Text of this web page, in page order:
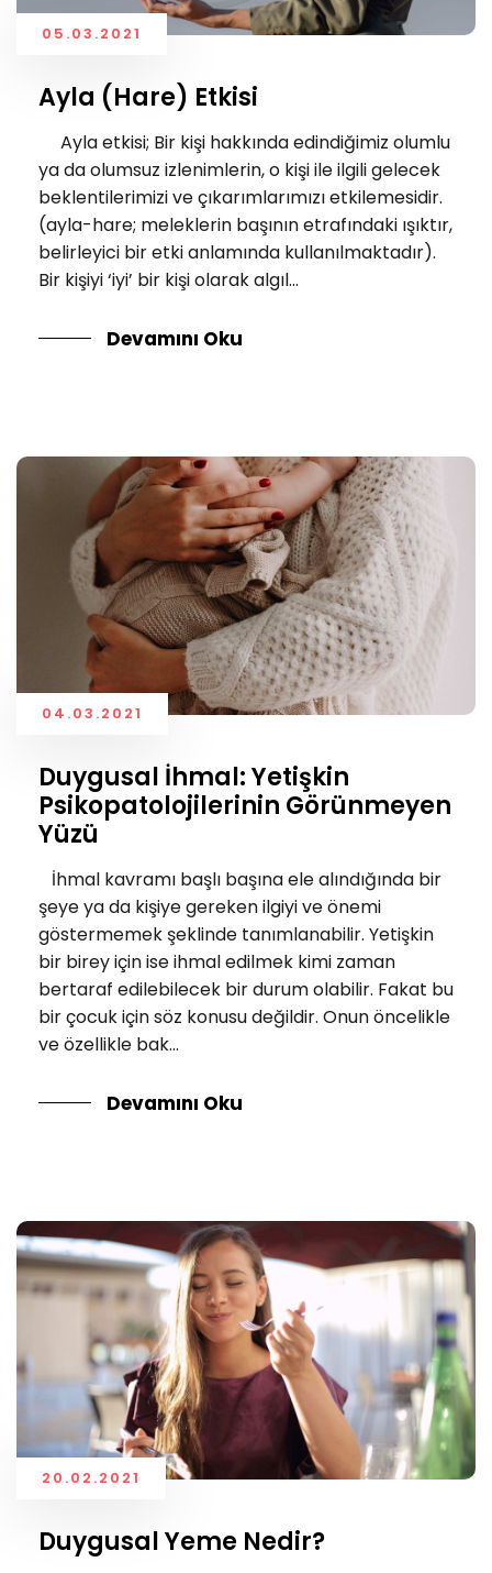
05.03.2021
Ayla (Hare) Etkisi
Ayla etkisi; Bir kişi hakkında edindiğimiz olumlu
ya da olumsuz izlenimlerin, o kişi ile ilgili gelecek
beklentilerimizi ve çıkarımlarımızı etkilemesidir.
(ayla-hare; meleklerin başının etrafındaki ışıktır,
belirleyici bir etki anlamında kullanılmaktadır).
Bir kişiyi ‘iyi’ bir kişi olarak algıl...
Devamını Oku
04.03.2021
Duygusal İhmal: Yetişkin
Psikopatolojilerinin Görünmeyen
Yüzü
İhmal kavramı başlı başına ele alındığında bir
şeye ya da kişiye gereken ilgiyi ve önemi
göstermemek şeklinde tanımlanabilir. Yetişkin
bir birey için ise ihmal edilmek kimi zaman
bertaraf edilebilecek bir durum olabilir. Fakat bu
bir çocuk için söz konusu değildir. Onun öncelikle
ve özellikle bak...
Devamını Oku
20.02.2021
Duygusal Yeme Nedir?